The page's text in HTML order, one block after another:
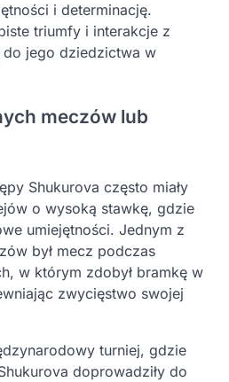
i determinację.
triumfy i interakcje z
do jego dziedzictwa w
meczów lub
Shukurova często miały
o wysoką stawkę, gdzie
umiejętności. Jednym z
był mecz podczas
w którym zdobył bramkę w
zwycięstwo swojej
turniej, gdzie
doprowadziły do